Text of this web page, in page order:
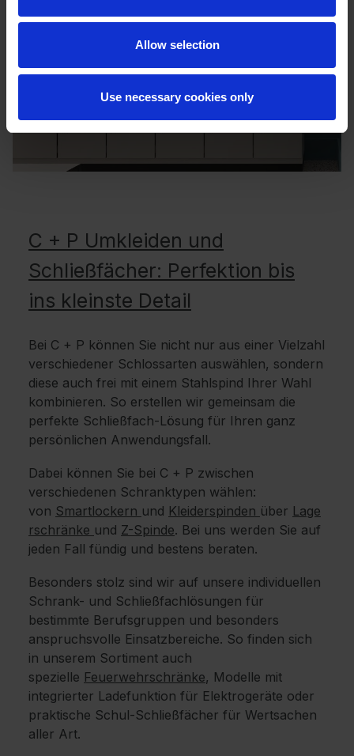
Allow selection
Use necessary cookies only
C + P Umkleiden und
Schließfächer: Perfektion bis
ins kleinste Detail
Bei C + P können Sie nicht nur aus einer Vielzahl
verschiedener Schlossarten auswählen, sondern
diese auch frei mit einem Stahlspind Ihrer Wahl
kombinieren. So erstellen wir gemeinsam die
perfekte Schließfach-Lösung für Ihren ganz
persönlichen Anwendungsfall.
Dabei können Sie bei C + P zwischen
verschiedenen Schranktypen wählen:
von Smartlockern und Kleiderspinden über Lage
rschränke und Z-Spinde. Bei uns werden Sie auf
jeden Fall fündig und bestens beraten.
Besonders stolz sind wir auf unsere individuellen
Schrank- und Schließfachlösungen für
bestimmte Berufsgruppen und besonders
anspruchsvolle Einsatzbereiche. So finden sich
in unserem Sortiment auch
spezielle Feuerwehrschränke, Modelle mit
integrierter Ladefunktion für Elektrogeräte oder
praktische Schul-Schließfächer für Wertsachen
aller Art.